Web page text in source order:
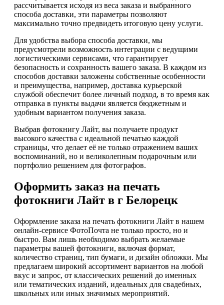
рассчитывается исходя из веса заказа и выбранного
способа доставки, эти параметры позволяют
максимально точно предвидеть итоговую цену услуги.
Для удобства выбора способа доставки, мы
предусмотрели возможность интеграции с ведущими
логистическими сервисами, что гарантирует
безопасность и сохранность вашего заказа. В каждом из
способов доставки заложены собственные особенности
и преимущества, например, доставка курьерской
службой обеспечит более личный подход, в то время как
отправка в пункты выдачи является бюджетным и
удобным вариантом получения заказа.
Выбрав фотокнигу Лайт, вы получаете продукт
высокого качества с идеальной печатью каждой
страницы, что делает её не только отражением ваших
воспоминаний, но и великолепным подарочным или
портфолио решением для фотографов.
Оформить заказ на печать
фотокниги Лайт в г Белорецк
Оформление заказа на печать фотокниги Лайт в нашем
онлайн-сервисе ФотоПочта не только просто, но и
быстро. Вам лишь необходимо выбрать желаемые
параметры вашей фотокниги, включая формат,
количество страниц, тип бумаги, и дизайн обложки. Мы
предлагаем широкий ассортимент вариантов на любой
вкус и запрос, от классических решений до именных
или тематических изданий, идеальных для свадебных,
школьных или иных значимых мероприятий.